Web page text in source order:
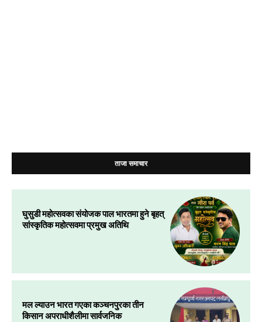
ताजा समाचार
घुसुडी महोत्सवका संयोजक पाल भारतमा हुने बृहत्
सांस्कृतिक महोत्सवमा प्रमुख अतिथि
मल ल्याउन भारत गएका कञ्चनपुरका तीन
किसान अपराधीशैलीमा सार्वजनिक